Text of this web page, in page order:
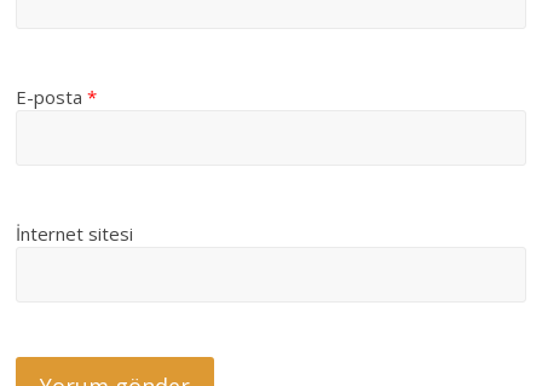
E-posta*
İnternet sitesi